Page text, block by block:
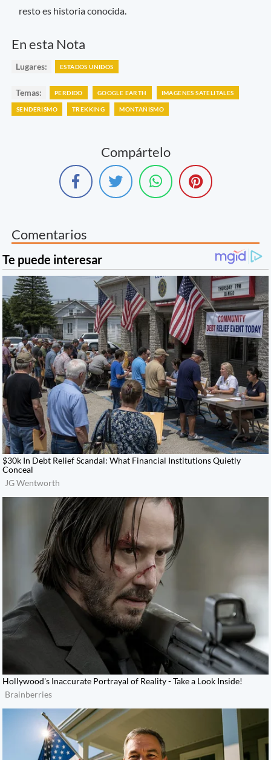
resto es historia conocida.
En esta Nota
Lugares: ESTADOS UNIDOS
Temas: PERDIDO GOOGLE EARTH IMAGENES SATELITALES
SENDERISMO TREKKING MONTAÑISMO
Compártelo
Comentarios